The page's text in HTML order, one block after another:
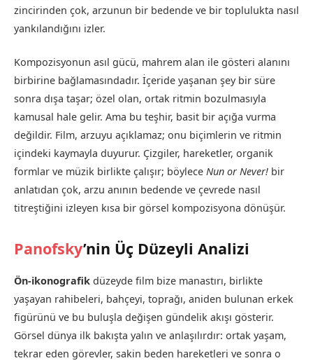
zincirinden çok, arzunun bir bedende ve bir toplulukta nasıl
yankılandığını izler.
Kompozisyonun asıl gücü, mahrem alan ile gösteri alanını
birbirine bağlamasındadır. İçeride yaşanan şey bir süre
sonra dışa taşar; özel olan, ortak ritmin bozulmasıyla
kamusal hale gelir. Ama bu teşhir, basit bir açığa vurma
değildir. Film, arzuyu açıklamaz; onu biçimlerin ve ritmin
içindeki kaymayla duyurur. Çizgiler, hareketler, organik
formlar ve müzik birlikte çalışır; böylece Nun or Never! bir
anlatıdan çok, arzu anının bedende ve çevrede nasıl
titreştiğini izleyen kısa bir görsel kompozisyona dönüşür.
Panofsky’nin Üç Düzeyli Analizi
Ön-ikonografik düzeyde film bize manastırı, birlikte
yaşayan rahibeleri, bahçeyi, toprağı, aniden bulunan erkek
figürünü ve bu buluşla değişen gündelik akışı gösterir.
Görsel dünya ilk bakışta yalın ve anlaşılırdır: ortak yaşam,
tekrar eden görevler, sakin beden hareketleri ve sonra o